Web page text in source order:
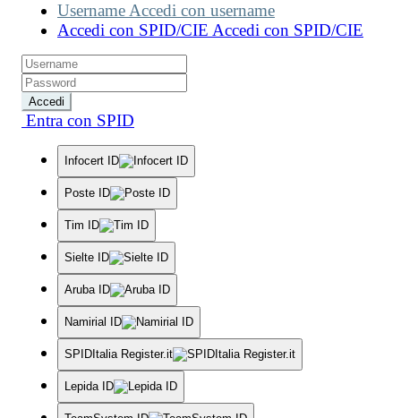
Username Accedi con username
Accedi con SPID/CIE Accedi con SPID/CIE
Accedi
Entra con SPID
Infocert ID
Poste ID
Tim ID
Sielte ID
Aruba ID
Namirial ID
SPIDItalia Register.it
Lepida ID